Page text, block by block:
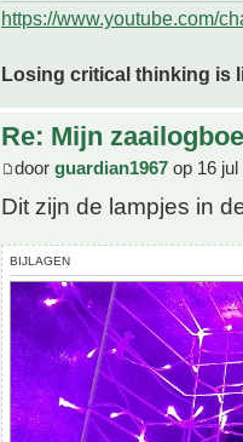
https://www.youtube.com/
Losing critical thinking is
Re: Mijn
door guardian1967 op 16 jul
Dit zijn de lampjes in
BIJLAGEN